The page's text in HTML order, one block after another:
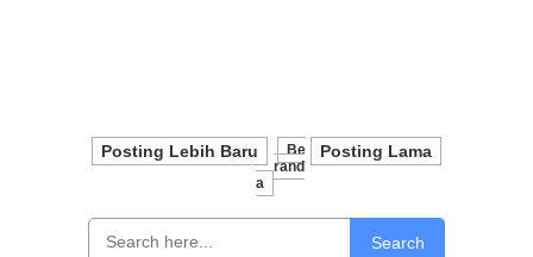
Posting Lebih Baru Posting Lama
Be
Rand
A
Search